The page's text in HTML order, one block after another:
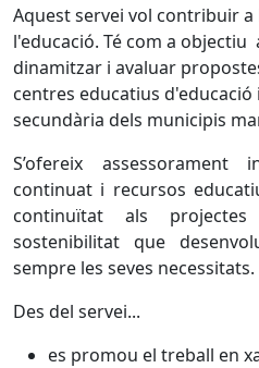
Aquest servei vol contribuir
l'educació. Té com a objectiu
dinamitzar i avaluar
centres educatius
secundària dels municipis
S’ofereix assessorament
continuat i recursos
continuïtat als
sostenibilitat que
sempre les seves necessitats.
Des del servei...
es promou el treball en